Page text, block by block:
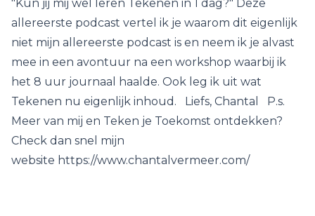
"Kun jij mij wel leren Tekenen in 1 dag?" Deze
allereerste podcast vertel ik je waarom dit eigenlijk
niet mijn allereerste podcast is en neem ik je alvast
mee in een avontuur na een workshop waarbij ik
het 8 uur journaal haalde. Ook leg ik uit wat
Tekenen nu eigenlijk inhoud. Liefs, Chantal P.s.
Meer van mij en Teken je Toekomst ontdekken?
Check dan snel mijn
website https://www.chantalvermeer.com/